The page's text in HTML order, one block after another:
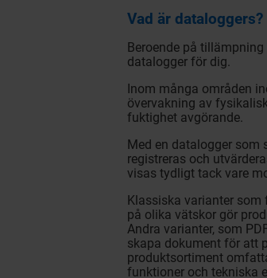
Vad är dataloggers?
Beroende på
datalogger för dig.
Inom många områden
övervakning av
fuktighet avgörande.
Med en datalogger som
registreras och
visas tydligt tack vare
Klassiska varianter
på olika vätskor gör
Andra varianter, som
skapa dokument för att
produktsortiment
funktioner och tekniska